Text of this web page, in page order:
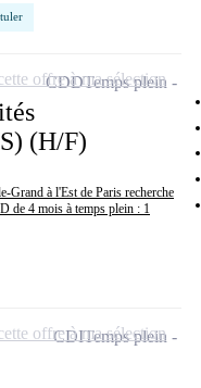
(H/F)
Grand à l'Est de Paris recherche
4 mois à temps plein : 1
CDDTemps plein
offre à ma sélection
CDITemps plein
offre à ma sélection